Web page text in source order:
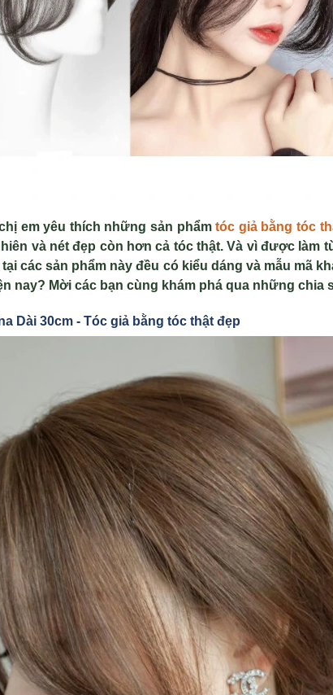
em yêu thích những sản phẩmtóc giả bằng tóc
và nét đẹp còn hơn cả tóc thật. Và vì được làm
các sản phẩm này đều có kiểu dáng và mẫu mã
nay? Mời các bạn cùng khám phá qua những chia
Dài 30cm - Tóc giả bằng tóc thật đẹp